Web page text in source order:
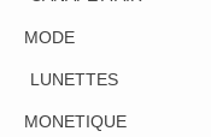
MODE
LUNETTES
MONETIQUE